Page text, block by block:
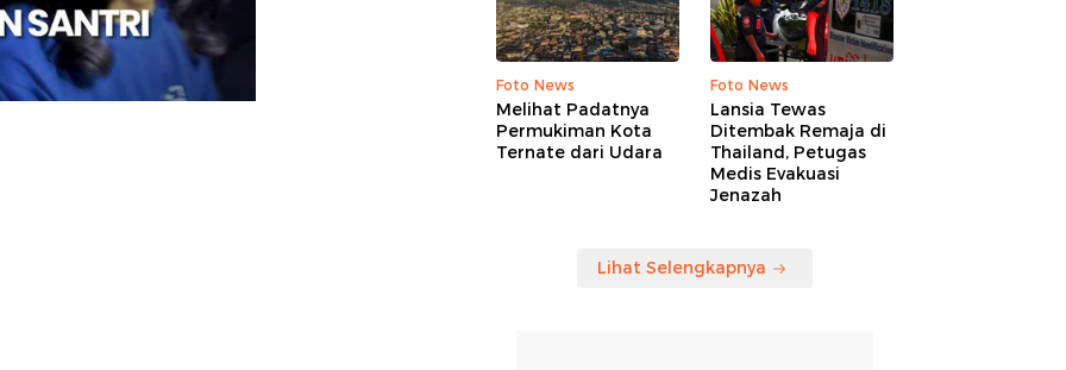
Foto News
Melihat Padatnya
Permukiman Kota
Ternate dari Udara
Foto News
Lansia Tewas
Ditembak Remaja di
Thailand, Petugas
Medis Evakuasi
Jenazah
Lihat Selengkapnya